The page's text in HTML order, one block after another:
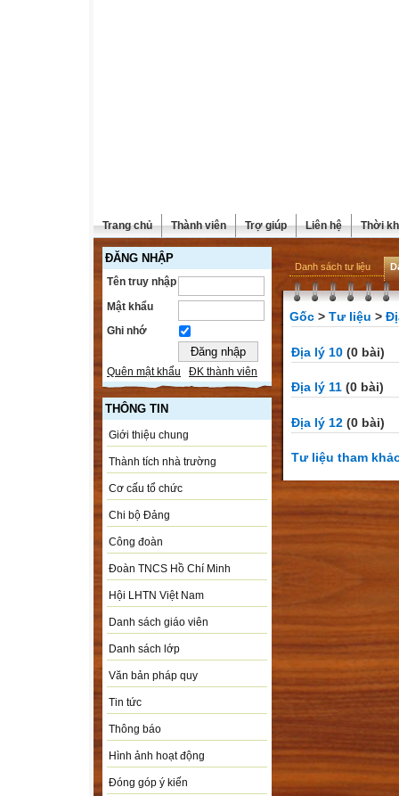
Trang chủ Thành viên Trợ giúp Liên hệ Thời
ĐĂNG NHẬP
Tên truy nhập
Mật khẩu
Ghi nhớ
Quên mật khẩu ĐK thành viên
THÔNG TIN
Giới thiệu chung
Thành tích nhà trường
Cơ cấu tổ chức
Chi bộ Đảng
Công đoàn
Đoàn TNCS Hồ Chí Minh
Hội LHTN Việt Nam
Danh sách giáo viên
Danh sách lớp
Văn bản pháp quy
Tin tức
Thông báo
Hình ảnh hoạt động
Đóng góp ý kiến
Danh sách tư liệu
Gốc > Tư liệu >
Địa lý 10 (0 bài)
Địa lý 11 (0 bài)
Địa lý 12 (0 bài)
Tư liệu tham